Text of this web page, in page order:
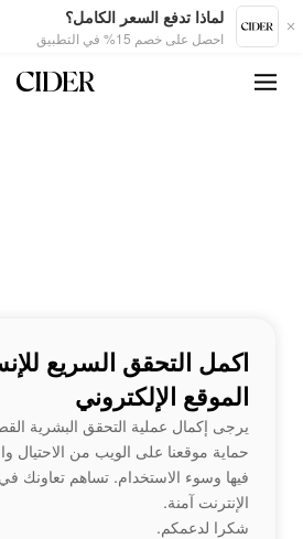
لماذا تدفع السعر الكامل؟
احصل على خصم 15% في التطبيق
اكمل التحقق السريع
الموقع الإلكتروني
يرجى إكمال عملية التحقق البشرية
حماية موقعنا على الويب من الاحتيال
فيها وسوء الاستخدام. تساهم تعاونك
الإنترنت آمنة.
شكرا لدعمكم.